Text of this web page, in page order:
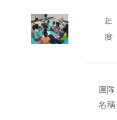
年
度
團隊
名稱